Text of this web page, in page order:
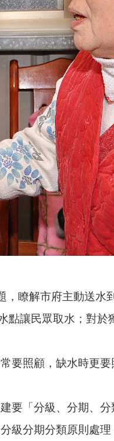
瞭解市府主動送水
讓民眾取水；對
要照顧，缺水時更
「分級、分期、分
分期分類原則處理